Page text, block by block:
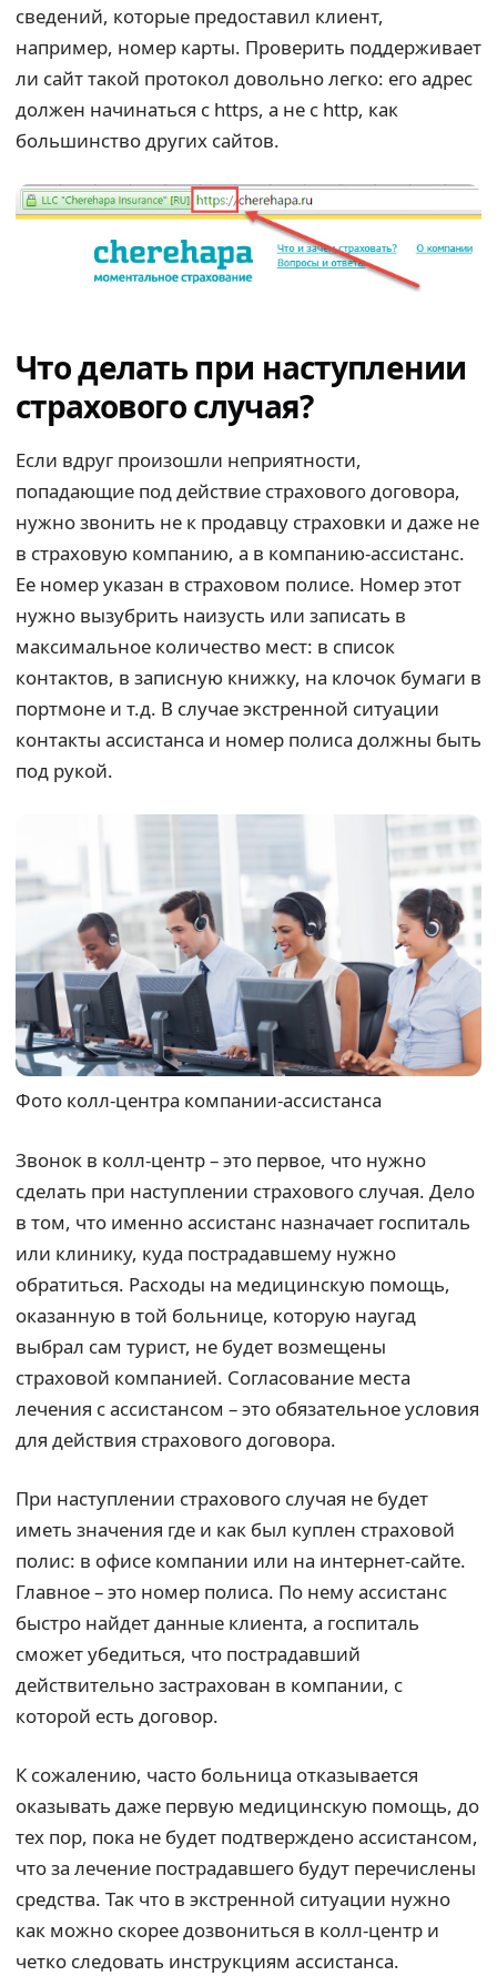
сведений, которые предоставил клиент,
например, номер карты. Проверить поддерживает
ли сайт такой протокол довольно легко: его адрес
должен начинаться с https, а не с http, как
большинство других сайтов.
Что делать при наступлении
страхового случая?
Если вдруг произошли неприятности,
попадающие под действие страхового договора,
нужно звонить не к продавцу страховки и даже не
в страховую компанию, а в компанию-ассистанс.
Ее номер указан в страховом полисе. Номер этот
нужно вызубрить наизусть или записать в
максимальное количество мест: в список
контактов, в записную книжку, на клочок бумаги в
портмоне и т.д. В случае экстренной ситуации
контакты ассистанса и номер полиса должны быть
под рукой.
Фото колл-центра компании-ассистанса
Звонок в колл-центр – это первое, что нужно
сделать при наступлении страхового случая. Дело
в том, что именно ассистанс назначает госпиталь
или клинику, куда пострадавшему нужно
обратиться. Расходы на медицинскую помощь,
оказанную в той больнице, которую наугад
выбрал сам турист, не будет возмещены
страховой компанией. Согласование места
лечения с ассистансом – это обязательное условия
для действия страхового договора.
При наступлении страхового случая не будет
иметь значения где и как был куплен страховой
полис: в офисе компании или на интернет-сайте.
Главное – это номер полиса. По нему ассистанс
быстро найдет данные клиента, а госпиталь
сможет убедиться, что пострадавший
действительно застрахован в компании, с
которой есть договор.
К сожалению, часто больница отказывается
оказывать даже первую медицинскую помощь, до
тех пор, пока не будет подтверждено ассистансом,
что за лечение пострадавшего будут перечислены
средства. Так что в экстренной ситуации нужно
как можно скорее дозвониться в колл-центр и
четко следовать инструкциям ассистанса.